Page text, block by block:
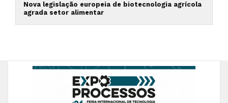
Nova legislação europeia de biotecnologia agrícola
agrada setor alimentar